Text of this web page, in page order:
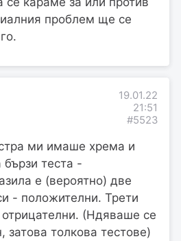
проблем ще се
19.01.22
21:51
#5523
ми имаше хрема и
теста -
е (вероятно) две
- положителни. Трети
(Ндяваше се
затова толкова тестове)